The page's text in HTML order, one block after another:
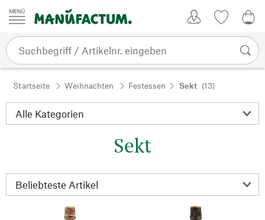
Zum Inhalt springen
Startseite Weihnachten Festessen Sekt (13)
Sekt